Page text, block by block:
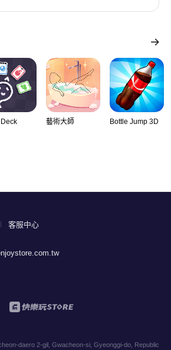
藝術大師 Bottle Jump 3D
客服中心
daero 2-gil, Gwacheon-si, Gyeonggi-do, Republic